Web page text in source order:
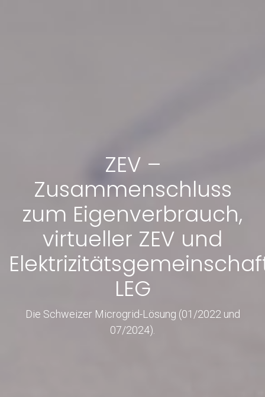
ZEV –
Zusammenschluss
zum Eigenverbrauch,
virtueller ZEV und
LEG
Die Schweizer Microgrid-Lösung (01/2022 und
07/2024).